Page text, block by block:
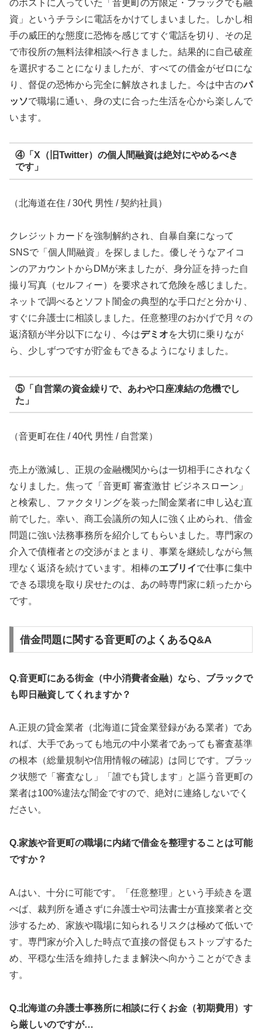
のポストに入っていた「音更町の方限定・ブラックでも融
資」というチラシに電話をかけてしまいました。しかし相
手の威圧的な態度に恐怖を感じてすぐ電話を切り、その足
で市役所の無料法律相談へ行きました。結果的に自己破産
を選択することになりましたが、すべての借金がゼロにな
り、督促の恐怖から完全に解放されました。今は中古のパ
ッソで職場に通い、身の丈に合った生活を心から楽しんで
います。
④「X（旧Twitter）の個人間融資は絶対にやめるべき
です」
（北海道在住 / 30代 男性 / 契約社員）
クレジットカードを強制解約され、自暴自棄になって
SNSで「個人間融資」を探しました。優しそうなアイコ
ンのアカウントからDMが来ましたが、身分証を持った自
撮り写真（セルフィー）を要求されて危険を感じました。
ネットで調べるとソフト闇金の典型的な手口だと分かり、
すぐに弁護士に相談しました。任意整理のおかげで月々の
返済額が半分以下になり、今はデミオを大切に乗りなが
ら、少しずつですが貯金もできるようになりました。
⑤「自営業の資金繰りで、あわや口座凍結の危機でし
た」
（音更町在住 / 40代 男性 / 自営業）
売上が激減し、正規の金融機関からは一切相手にされなく
なりました。焦って「音更町 審査激甘 ビジネスローン」
と検索し、ファクタリングを装った闇金業者に申し込む直
前でした。幸い、商工会議所の知人に強く止められ、借金
問題に強い法務事務所を紹介してもらいました。専門家の
介入で債権者との交渉がまとまり、事業を継続しながら無
理なく返済を続けています。相棒のエブリイで仕事に集中
できる環境を取り戻せたのは、あの時専門家に頼ったから
です。
借金問題に関する音更町のよくあるQ&A
Q.音更町にある街金（中小消費者金融）なら、ブラックで
も即日融資してくれますか？
A.正規の貸金業者（北海道に貸金業登録がある業者）であ
れば、大手であっても地元の中小業者であっても審査基準
の根本（総量規制や信用情報の確認）は同じです。ブラッ
ク状態で「審査なし」「誰でも貸します」と謳う音更町の
業者は100%違法な闇金ですので、絶対に連絡しないでく
ださい。
Q.家族や音更町の職場に内緒で借金を整理することは可能
ですか？
A.はい、十分に可能です。「任意整理」という手続きを選
べば、裁判所を通さずに弁護士や司法書士が直接業者と交
渉するため、家族や職場に知られるリスクは極めて低いで
す。専門家が介入した時点で直接の督促もストップするた
め、平穏な生活を維持したまま解決へ向かうことができま
す。
Q.北海道の弁護士事務所に相談に行くお金（初期費用）す
ら厳しいのですが…